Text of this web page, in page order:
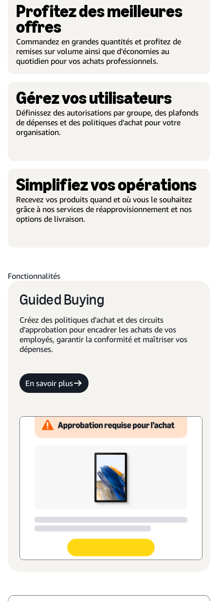
Profitez des meilleures
offres
Commandez en grandes quantités et profitez de
remises sur volume ainsi que d'économies au
quotidien pour vos achats professionnels.
Gérez vos utilisateurs
Définissez des autorisations par groupe, des plafonds
de dépenses et des politiques d'achat pour votre
organisation.
Simplifiez vos opérations
Recevez vos produits quand et où vous le souhaitez
grâce à nos services de réapprovisionnement et nos
options de livraison.
Fonctionnalités
Guided Buying
Créez des politiques d'achat et des circuits
d'approbation pour encadrer les achats de vos
employés, garantir la conformité et maîtriser vos
dépenses.
En savoir plus